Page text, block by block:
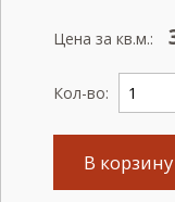
Цена за кв.м.:
Кол-во:
В корзину